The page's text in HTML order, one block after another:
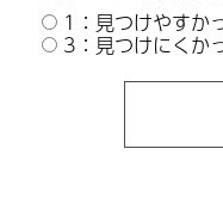
1：見つけやすか
3：見つけにくか